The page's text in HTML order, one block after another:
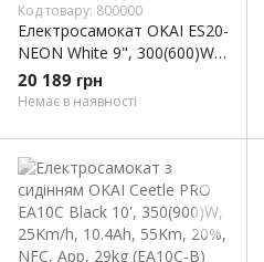
Код товару: 800000
Електросамокат OKAI ES20-
NEON White 9", 300(600)W,
9.8Ah, 40km, 25km\h, 20%,
NFC, App, 16kg (ES20-W
20 189 грн
Немає в наявності